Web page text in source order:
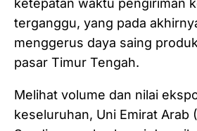
ketepatan waktu pengiriman
terganggu, yang pada
menggerus daya saing
pasar Timur Tengah.
​Melihat volume dan nilai
keseluruhan, Uni Emirat Arab